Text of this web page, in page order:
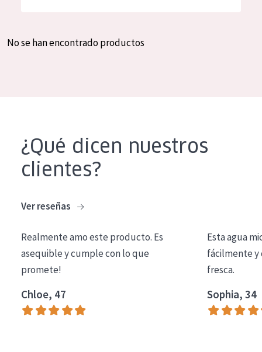
Crema de día
Crema de noche
Limpieza
COLECCIÓN
Essentials
Lift+
Spanish
No se han encontrado productos
¿Qué dicen nuestros
clientes?
Ver reseñas
Realmente amo este producto. Es
asequible y cumple con lo que
promete!
Chloe, 47
Esta agua
fácilmente y
fresca.
Sophia, 34